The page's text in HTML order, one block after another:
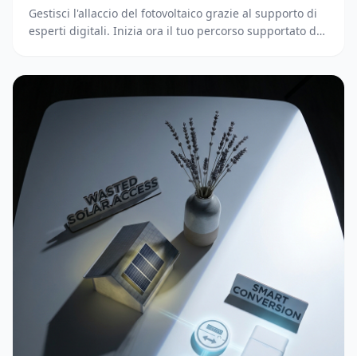
Gestisci l'allaccio del fotovoltaico grazie al supporto di
esperti digitali. Inizia ora il tuo percorso supportato dai